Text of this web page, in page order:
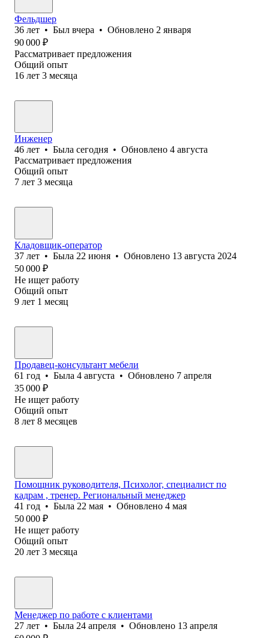
Фельдшер
36 лет • Был вчера • Обновлено 2 января
90 000 ₽
Рассматривает предложения
Общий опыт
16 лет 3 месяца
Инженер
46 лет • Была сегодня • Обновлено 4 августа
Рассматривает предложения
Общий опыт
7 лет 3 месяца
Кладовщик-оператор
37 лет • Была 22 июня • Обновлено 13 августа 2024
50 000 ₽
Не ищет работу
Общий опыт
9 лет 1 месяц
Продавец-консультант мебели
61 год • Была 4 августа • Обновлено 7 апреля
35 000 ₽
Не ищет работу
Общий опыт
8 лет 8 месяцев
Помощник руководителя, Психолог, специалист по
кадрам , тренер. Региональный менеджер
41 год • Была 22 мая • Обновлено 4 мая
50 000 ₽
Не ищет работу
Общий опыт
20 лет 3 месяца
Менеджер по работе с клиентами
27 лет • Была 24 апреля • Обновлено 13 апреля